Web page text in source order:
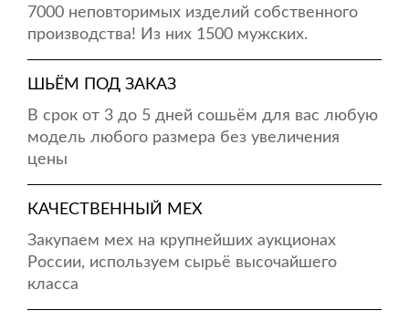
7000 неповторимых изделий собственного
производства! Из них 1500 мужских.
ШЬЁМ ПОД ЗАКАЗ
В срок от 3 до 5 дней сошьём для вас любую
модель любого размера без увеличения
цены
КАЧЕСТВЕННЫЙ МЕХ
Закупаем мех на крупнейших аукционах
России, используем сырьё высочайшего
класса